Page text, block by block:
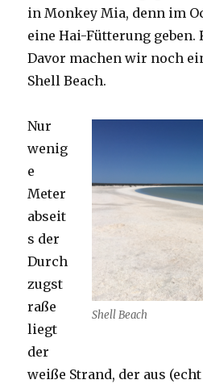
in Monkey Mia, denn im
eine Hai-Fütterung
Davor machen wir noch
Shell Beach.
Shell Beach
Nur
wenig
e
Meter
abseit
s der
Durch
zugst
raße
liegt
der
weiße Strand, der aus